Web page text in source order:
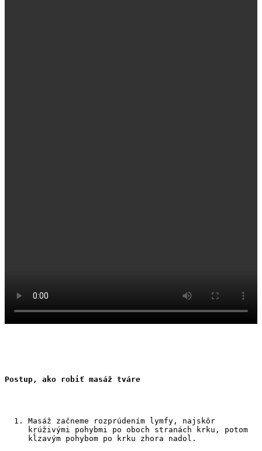
Postup, ako robiť masáž tváre
Masáž začneme rozprúdením lymfy, najskôr
krúživými pohybmi po oboch stranách krku, potom
kĺzavým pohybom po krku zhora nadol.